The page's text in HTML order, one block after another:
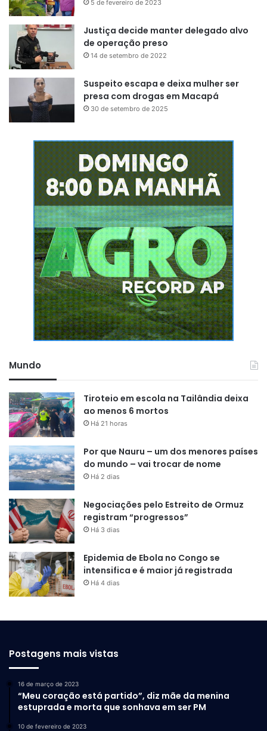
5 de fevereiro de 2023
Justiça decide manter delegado alvo
de operação preso
14 de setembro de 2022
Suspeito escapa e deixa mulher ser
presa com drogas em Macapá
30 de setembro de 2025
Mundo
Tiroteio em escola na Tailândia deixa
ao menos 6 mortos
Há 21 horas
Por que Nauru – um dos menores países
do mundo – vai trocar de nome
Há 2 dias
Negociações pelo Estreito de Ormuz
registram “progressos”
Há 3 dias
Epidemia de Ebola no Congo se
intensifica e é maior já registrada
Há 4 dias
Postagens mais vistas
16 de março de 2023
“Meu coração está partido”, diz mãe da menina
estuprada e morta que sonhava em ser PM
10 de fevereiro de 2023